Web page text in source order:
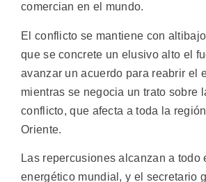
comercian en el mundo.
El conflicto se mantiene con
que se concrete un elusivo alto el
avanzar un acuerdo para reabrir el
mientras se negocia un trato sobre
conflicto, que afecta a toda la
Oriente.
Las repercusiones alcanzan a todo
energético mundial, y el secretario